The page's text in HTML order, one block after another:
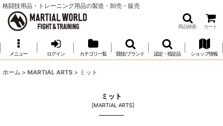
格闘技用品・トレーニング用品の製造・卸売・販売
商品検索 カート
メニュー ログイン カテゴリ一覧 競技/ブランド 認定・指定品 ショップ情報
ホーム > MARTIAL ARTS > ミット
ミット
[MARTIAL ARTS]